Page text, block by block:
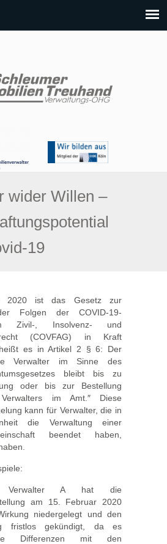
wider Willen –
19
2020 ist das Gesetz zur
Folgen der COVID-19-
Zivil-, Insolvenz- und
(COVFAG) in Kraft
es in Artikel 2 § 6: Der
Verwalter im Sinne des
bleibt bis zu
oder bis zur Bestellung
im Amt.″ Diese
kann für Verwalter, die in
die Verwaltung einer
beendet haben,
Verwalter A hat die
am 15. Februar 2020
niedergelegt und den
fristlos gekündigt, da es
Differenzen mit den